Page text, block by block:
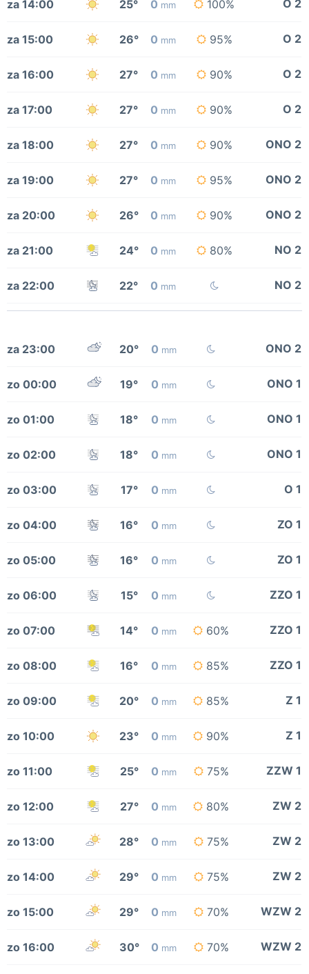
za 14:00 25° 0 mm 100% O 2
za 15:00 26° 0 mm 95% O 2
za 16:00 27° 0 mm 90% O 2
za 17:00 27° 0 mm 90% O 2
za 18:00 27° 0 mm 90% ONO 2
za 19:00 27° 0 mm 95% ONO 2
za 20:00 26° 0 mm 90% ONO 2
za 21:00 24° 0 mm 80% NO 2
za 22:00 22° 0 mm NO 2
za 23:00 20° 0 mm ONO 2
zo 00:00 19° 0 mm ONO 1
zo 01:00 18° 0 mm ONO 1
zo 02:00 18° 0 mm ONO 1
zo 03:00 17° 0 mm O 1
zo 04:00 16° 0 mm ZO 1
zo 05:00 16° 0 mm ZO 1
zo 06:00 15° 0 mm ZZO 1
zo 07:00 14° 0 mm 60% ZZO 1
zo 08:00 16° 0 mm 85% ZZO 1
zo 09:00 20° 0 mm 85% Z 1
zo 10:00 23° 0 mm 90% Z 1
zo 11:00 25° 0 mm 75% ZZW 1
zo 12:00 27° 0 mm 80% ZW 2
zo 13:00 28° 0 mm 75% ZW 2
zo 14:00 29° 0 mm 75% ZW 2
zo 15:00 29° 0 mm 70% WZW 2
zo 16:00 30° 0 mm 70% WZW 2